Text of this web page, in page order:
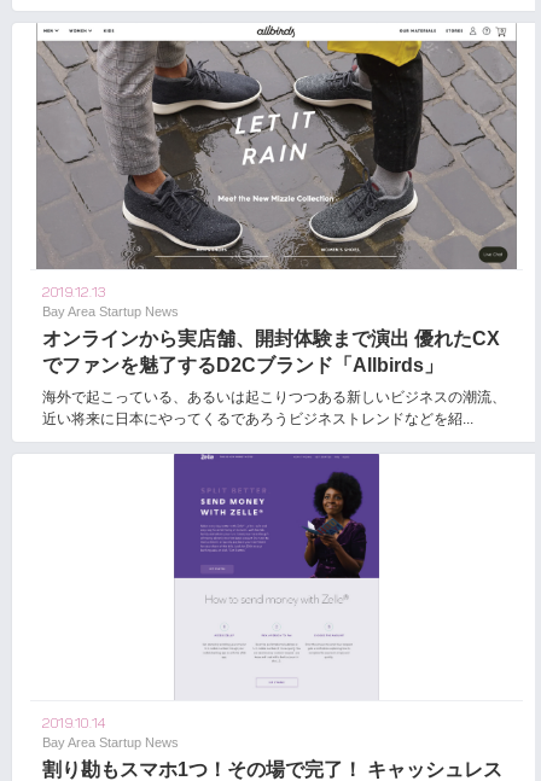
2019.12.13
Bay Area Startup News
オンラインから実店舗、開封体験まで演出 優れたCX
でファンを魅了するD2Cブランド「Allbirds」
海外で起こっている、あるいは起こりつつある新しいビジネスの潮流、
近い将来に日本にやってくるであろうビジネストレンドなどを紹...
2019.10.14
Bay Area Startup News
割り勘もスマホ1つ！その場で完了！ キャッシュレス